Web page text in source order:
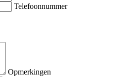
Telefoonnummer
Opmerkingen